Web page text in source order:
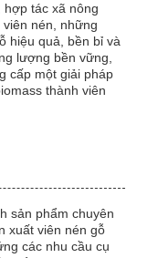
tác xã nông
nén, những
hiệu quả, bền bỉ và
lượng bền vững,
cấp một giải pháp
thành viên
sản phẩm chuyên
xuất viên nén gỗ
các nhu cầu cụ